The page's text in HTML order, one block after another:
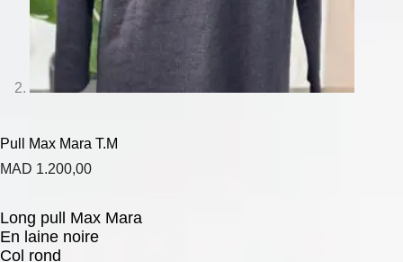
Pull Max Mara T.M
MAD 1.200,00
Long pull Max Mara
En laine noire
Col rond